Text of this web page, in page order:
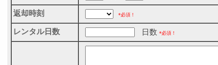
返却時刻 *必須！
レンタル日数 日数 *必須！